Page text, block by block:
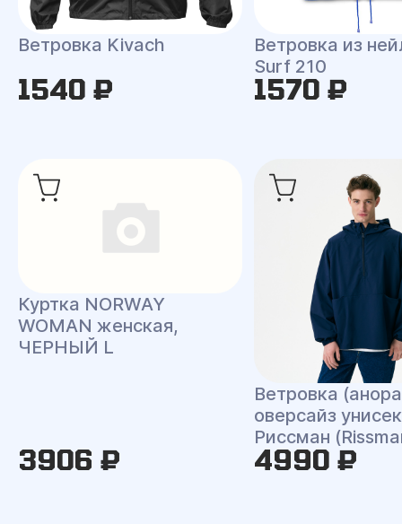
Ветровка Kivach
1540 ₽
Ветровка из
Surf 210
1570 ₽
Куртка NORWAY
WOMAN женская,
ЧЕРНЫЙ L
3906 ₽
Ветровка
оверсайз
Риссман
4990 ₽